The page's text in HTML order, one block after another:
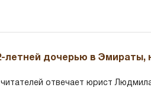
летней дочерью в
отвечает юрист